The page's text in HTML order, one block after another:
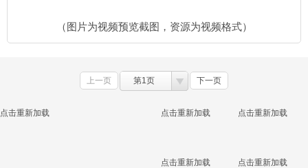
（图片为视频预览截图，资源为视频格式）
上一页 第1页 下一页
点击重新加载 点击重新加载 点击重新加载
点击重新加载 点击重新加载